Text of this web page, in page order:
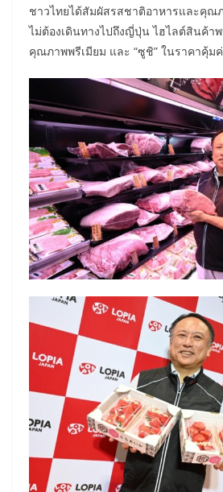
ชาวไทยได้สัมผัสรสชาติอาหารและคุ
ไม่ต้องเดินทางไปถึงญี่ปุ่น ไฮไลต์สินค้าพ
คุณภาพพรีเมียม และ “ซูชิ” ในราคาคุ้ม